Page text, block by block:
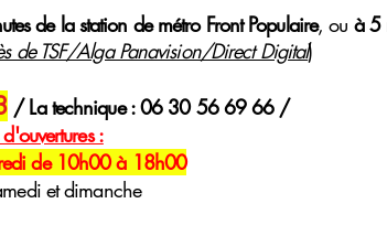
de la station de métro Front Populaire, ou à 5
de TSF/Alga Panavision/Direct Digital)
/ La technique : 06 30 56 69 66 /
:
de 10h00 à 18h00
et dimanche